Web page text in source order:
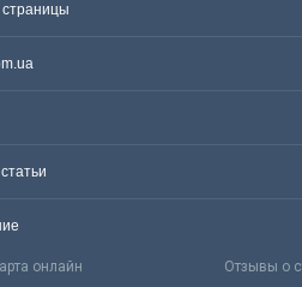
онлайн Отзывы о